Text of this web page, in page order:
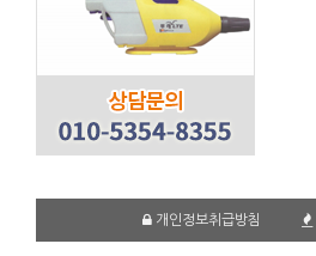
개인정보취급방침